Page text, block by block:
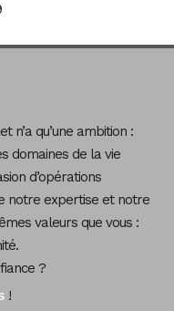
n’a qu’une ambition :
domaines de la vie
d’opérations
notre expertise et notre
valeurs que vous :
?
!